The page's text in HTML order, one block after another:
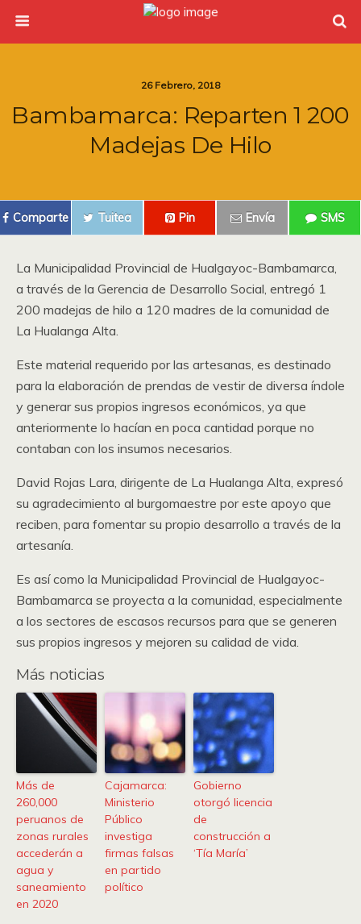
26 Febrero, 2018
Bambamarca: Reparten 1 200
Madejas De Hilo
Comparte Tuitea Pin Envía SMS
La Municipalidad Provincial de Hualgayoc-Bambamarca,
a través de la Gerencia de Desarrollo Social, entregó 1
200 madejas de hilo a 120 madres de la comunidad de
La Hualanga Alta.
Este material requerido por las artesanas, es destinado
para la elaboración de prendas de vestir de diversa índole
y generar sus propios ingresos económicos, ya que
anteriormente lo hacían en poca cantidad porque no
contaban con los insumos necesarios.
David Rojas Lara, dirigente de La Hualanga Alta, expresó
su agradecimiento al burgomaestre por este apoyo que
reciben, para fomentar su propio desarrollo a través de la
artesanía.
Es así como la Municipalidad Provincial de Hualgayoc-
Bambamarca se proyecta a la comunidad, especialmente
a los sectores de escasos recursos para que se generen
sus propios ingresos y mejoren su calidad de vida.
Más noticias
Más de
260,000
peruanos de
zonas rurales
accederán a
agua y
saneamiento
en 2020
Cajamarca:
Ministerio
Público
investiga
firmas falsas
en partido
político
Gobierno
otorgó licencia
de
construcción a
‘Tía María’